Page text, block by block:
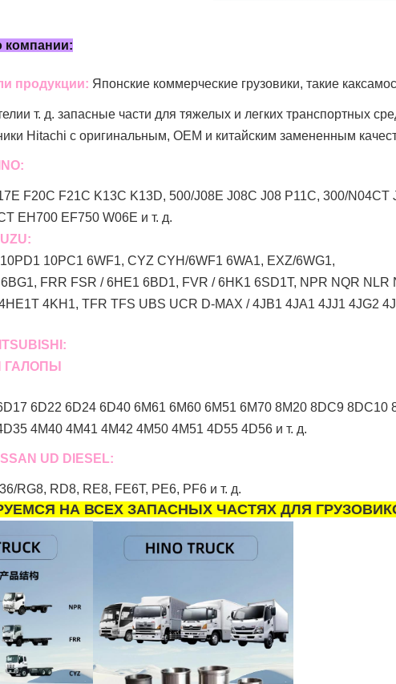
компании:
продукции: Японские коммерческие грузовики, такие как
и т. д. запасные части для тяжелых и легких транспортных
Hitachi с оригинальным, OEM и китайским замененным
F20C F21C K13C K13D, 500/J08E J08C J08 P11C, 300/N04CT
EH700 EF750 W06E и т. д.
10PC1 6WF1, CYZ CYH/6WF1 6WA1, EXZ/6WG1,
FRR FSR / 6HE1 6BD1, FVR / 6HK1 6SD1T, NPR NQR
4KH1, TFR TFS UBS UCR D-MAX / 4JB1 4JA1 4JJ1 4JG2
ГАЛОПЫ
6D22 6D24 6D40 6M61 6M60 6M51 6M70 8M20 8DC9 8DC10
4M40 4M41 4M42 4M50 4M51 4D55 4D56 и т. д.
UD DIESEL:
RG8, RD8, RE8, FE6T, PE6, PF6 и т. д.
НА ВСЕХ ЗАПАСНЫХ ЧАСТЯХ ДЛЯ